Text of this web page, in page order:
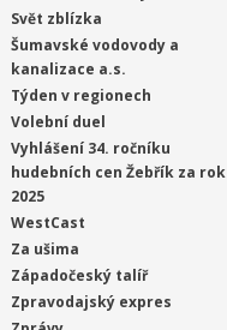
Svět zblízka
Šumavské vodovody a
kanalizace a.s.
Týden v regionech
Volební duel
Vyhlášení 34. ročníku
hudebních cen Žebřík za rok
2025
WestCast
Za ušima
Západočeský talíř
Zpravodajský expres